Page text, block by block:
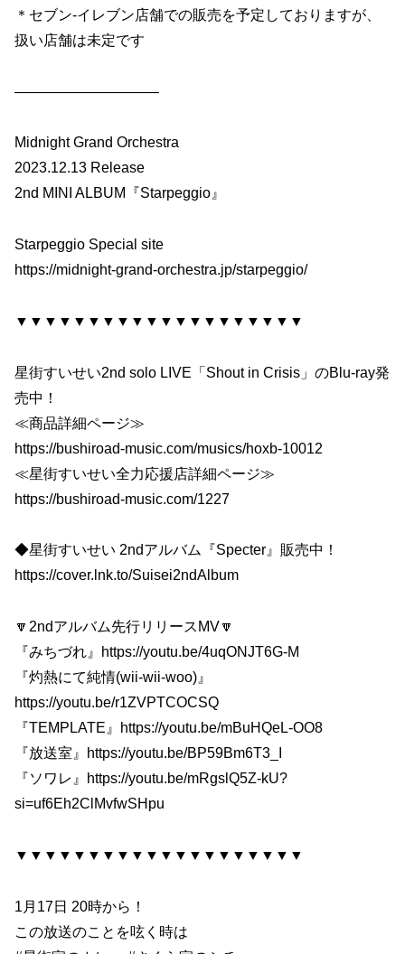
＊セブン‐イレブン店舗での販売を予定しておりますが、
扱い店舗は未定です
——————————
Midnight Grand Orchestra
2023.12.13 Release
2nd MINI ALBUM『Starpeggio』
Starpeggio Special site
https://midnight-grand-orchestra.jp/starpeggio/
▼▼▼▼▼▼▼▼▼▼▼▼▼▼▼▼▼▼▼▼
星街すいせい2nd solo LIVE「Shout in Crisis」のBlu-ray発
売中！
≪商品詳細ページ≫
https://bushiroad-music.com/musics/hoxb-10012
≪星街すいせい全力応援店詳細ページ≫
https://bushiroad-music.com/1227
◆星街すいせい 2ndアルバム『Specter』販売中！
https://cover.lnk.to/Suisei2ndAlbum
🔽2ndアルバム先行リリースMV🔽
『みちづれ』https://youtu.be/4uqONJT6G-M
『灼熱にて純情(wii-wii-woo)』
https://youtu.be/r1ZVPTCOCSQ
『TEMPLATE』https://youtu.be/mBuHQeL-OO8
『放送室』https://youtu.be/BP59Bm6T3_I
『ソワレ』https://youtu.be/mRgslQ5Z-kU?
si=uf6Eh2ClMvfwSHpu
▼▼▼▼▼▼▼▼▼▼▼▼▼▼▼▼▼▼▼▼
1月17日 20時から！
この放送のことを呟く時は